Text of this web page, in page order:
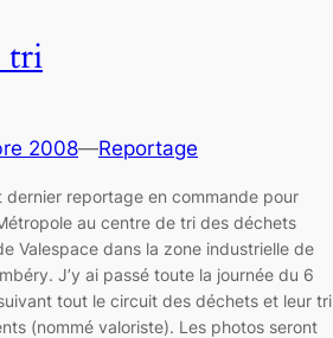
tri
2008—Reportage
dernier reportage en commande pour
au centre de tri des déchets
Valespace dans la zone industrielle de
J’y ai passé toute la journée du 6
tout le circuit des déchets et leur tri
(nommé valoriste). Les photos seront